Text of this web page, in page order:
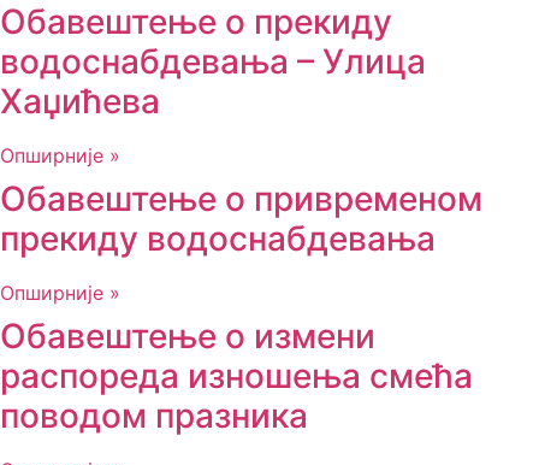
Обавештење о прекиду
водоснабдевања – Улица
Хаџићева
Опширније »
Обавештење о привременом
прекиду водоснабдевања
Опширније »
Обавештење о измени
распореда изношења смећа
поводом празника